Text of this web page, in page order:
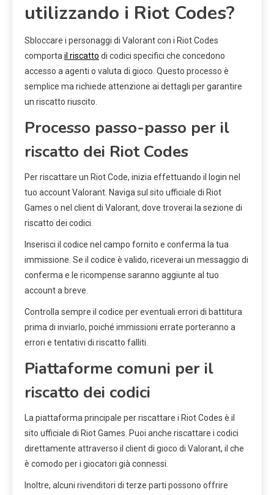
utilizzando i Riot Codes?
Sbloccare i personaggi di Valorant con i Riot Codes
comporta il riscatto di codici specifici che concedono
accesso a agenti o valuta di gioco. Questo processo è
semplice ma richiede attenzione ai dettagli per garantire
un riscatto riuscito.
Processo passo-passo per il
riscatto dei Riot Codes
Per riscattare un Riot Code, inizia effettuando il login nel
tuo account Valorant. Naviga sul sito ufficiale di Riot
Games o nel client di Valorant, dove troverai la sezione di
riscatto dei codici.
Inserisci il codice nel campo fornito e conferma la tua
immissione. Se il codice è valido, riceverai un messaggio di
conferma e le ricompense saranno aggiunte al tuo
account a breve.
Controlla sempre il codice per eventuali errori di battitura
prima di inviarlo, poiché immissioni errate porteranno a
errori e tentativi di riscatto falliti.
Piattaforme comuni per il
riscatto dei codici
La piattaforma principale per riscattare i Riot Codes è il
sito ufficiale di Riot Games. Puoi anche riscattare i codici
direttamente attraverso il client di gioco di Valorant, il che
è comodo per i giocatori già connessi.
Inoltre, alcuni rivenditori di terze parti possono offrire